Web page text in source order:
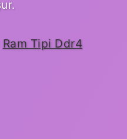
Ram Tipi Ddr4